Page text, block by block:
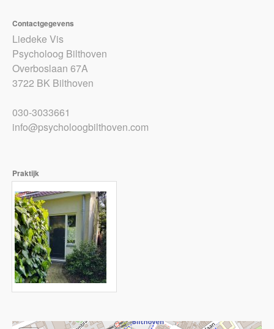
Contactgegevens
Liedeke Vis
Psycholoog Bilthoven
Overboslaan 67A
3722 BK Bilthoven
030-3033661
info@psycholoogbilthoven.com
Praktijk